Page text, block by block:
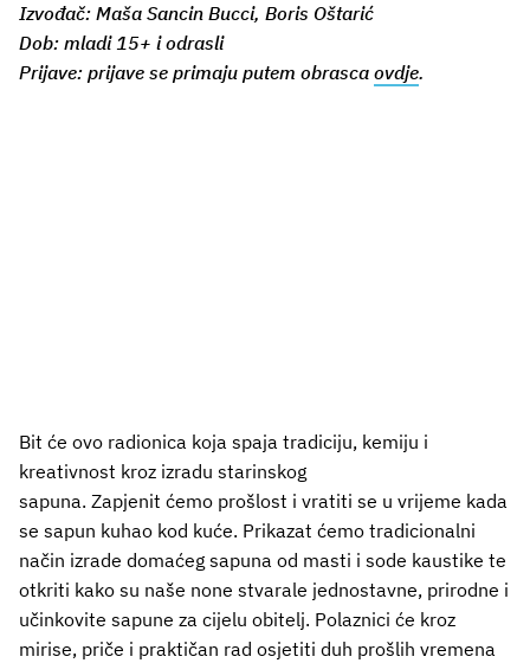
Izvođač: Maša Sancin Bucci, Boris Oštarić
Dob: mladi 15+ i odrasli
Prijave: prijave se primaju putem obrasca ovdje.
Bit će ovo radionica koja spaja tradiciju, kemiju i
kreativnost kroz izradu starinskog
sapuna. Zapjenit ćemo prošlost i vratiti se u vrijeme kada
se sapun kuhao kod kuće. Prikazat ćemo tradicionalni
način izrade domaćeg sapuna od masti i sode kaustike te
otkriti kako su naše none stvarale jednostavne, prirodne i
učinkovite sapune za cijelu obitelj. Polaznici će kroz
mirise, priče i praktičan rad osjetiti duh prošlih vremena